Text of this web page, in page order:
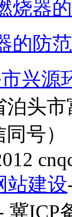
烧器
的防
兴源
泊头
同号
站建设
冀ICP